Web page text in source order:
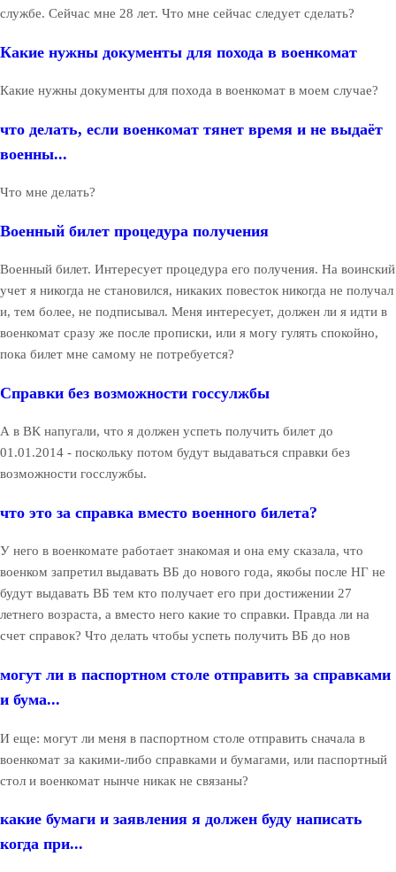
службе. Сейчас мне 28 лет. Что мне сейчас следует сделать?
Какие нужны документы для похода в военкомат
Какие нужны документы для похода в военкомат в моем случае?
что делать, если военкомат тянет время и не выдаёт
военны...
Что мне делать?
Военный билет процедура получения
Военный билет. Интересует процедура его получения. На воинский
учет я никогда не становился, никаких повесток никогда не получал
и, тем более, не подписывал. Меня интересует, должен ли я идти в
военкомат сразу же после прописки, или я могу гулять спокойно,
пока билет мне самому не потребуется?
Справки без возможности госсулжбы
А в ВК напугали, что я должен успеть получить билет до
01.01.2014 - поскольку потом будут выдаваться справки без
возможности госслужбы.
что это за справка вместо военного билета?
У него в военкомате работает знакомая и она ему сказала, что
военком запретил выдавать ВБ до нового года, якобы после НГ не
будут выдавать ВБ тем кто получает его при достижении 27
летнего возраста, а вместо него какие то справки. Правда ли на
счет справок? Что делать чтобы успеть получить ВБ до нов
могут ли в паспортном столе отправить за справками
и бума...
И еще: могут ли меня в паспортном столе отправить сначала в
военкомат за какими-либо справками и бумагами, или паспортный
стол и военкомат нынче никак не связаны?
какие бумаги и заявления я должен буду написать
когда при...